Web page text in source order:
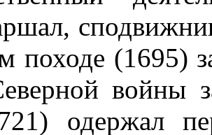
походе (1695)
войны
одержал